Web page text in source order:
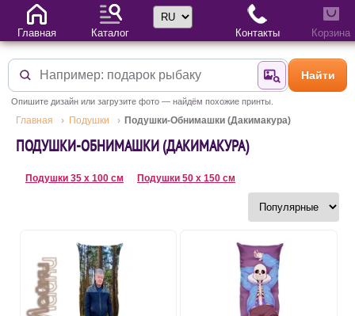
Найти поНайти
Опишите дизайн или загрузите фото — найдём похожие принты.
Главная Подушки Подушки-Обнимашки (Дакимакура)
ПОДУШКИ-ОБНИМАШКИ (ДАКИМАКУРА)
Подушки 35 х 100 см Подушки 50 х 150 см
Главная Каталог
Выбор языка
Контакты Корзина